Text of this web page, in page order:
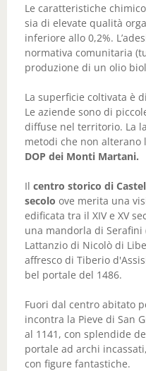
Le caratteristiche
sia di elevate qualità
inferiore allo 0,2%.
normativa comunitaria
produzione di un olio
La superficie coltivata è
Le aziende sono di
diffuse nel territorio. La
metodi che non alterano
DOP dei Monti Martani.
Il centro storico di
secolo ove merita una
edificata tra il XIV e XV
una mandorla di Serafini
Lattanzio di Nicolò di
affresco di Tiberio
bel portale del 1486.
Fuori dal centro abitato
incontra la Pieve di San
al 1141, con splendide
portale ad archi
con figure fantastiche.